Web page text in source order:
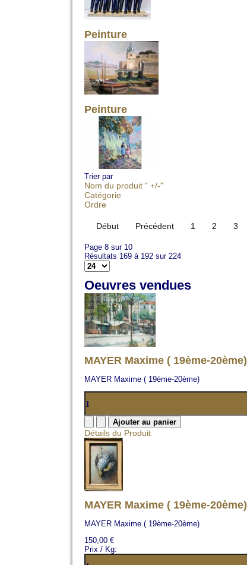
Peinture
Peinture
Trier par
Nom du produit " +/-"
Catégorie
Ordre
Début Précédent 1 2 3
Page 8 sur 10
Résultats 169 à 192 sur 224
Oeuvres vendues
MAYER Maxime ( 19ème-20ème)
MAYER Maxime ( 19ème-20ème)
Détails du Produit
MAYER Maxime ( 19ème-20ème)
MAYER Maxime ( 19ème-20ème)
150,00 €
Prix / Kg: